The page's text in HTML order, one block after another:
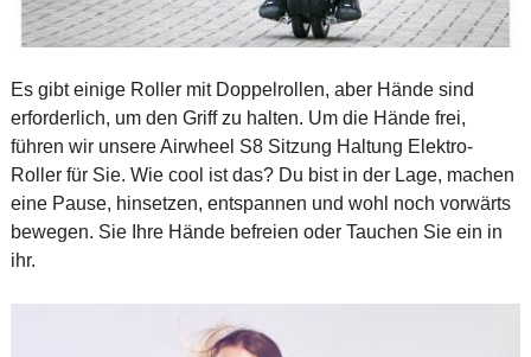
Es gibt einige Roller mit Doppelrollen, aber Hände sind
erforderlich, um den Griff zu halten. Um die Hände frei,
führen wir unsere Airwheel S8 Sitzung Haltung Elektro-
Roller für Sie. Wie cool ist das? Du bist in der Lage, machen
eine Pause, hinsetzen, entspannen und wohl noch vorwärts
bewegen. Sie Ihre Hände befreien oder Tauchen Sie ein in
ihr.